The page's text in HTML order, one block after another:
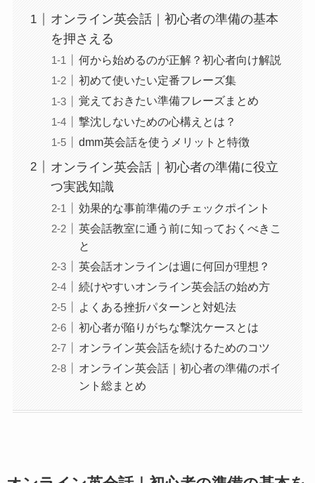
オンライン英会話｜初心者の準備の基本
を押さえる
何から始めるのが正解？初心者向け解説
初めて使いたい定番フレーズ集
覚えておきたい準備フレーズまとめ
撃沈しないための心構えとは？
dmm英会話を使うメリットと特徴
オンライン英会話｜初心者の準備に役立
つ実践知識
効果的な事前準備のチェックポイント
英会話教室に通う前に知っておくべきこ
と
英会話オンラインは週に何回が理想？
続けやすいオンライン英会話の始め方
よくある挫折パターンと対処法
初心者が陥りがちな撃沈ケースとは
オンライン英会話を続けるためのコツ
オンライン英会話｜初心者の準備のポイ
ント総まとめ